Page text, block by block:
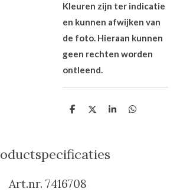
Kleuren zijn ter indicatie
en kunnen afwijken van
de foto. Hieraan kunnen
geen rechten worden
ontleend.
D
n
D
S
D
Art.nr. 7416708